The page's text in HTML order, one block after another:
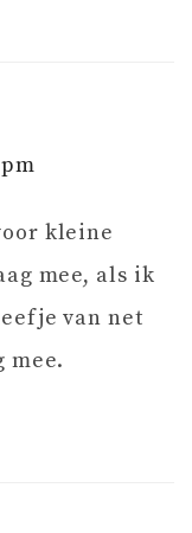
kleine
mee, als ik
van net
mee.